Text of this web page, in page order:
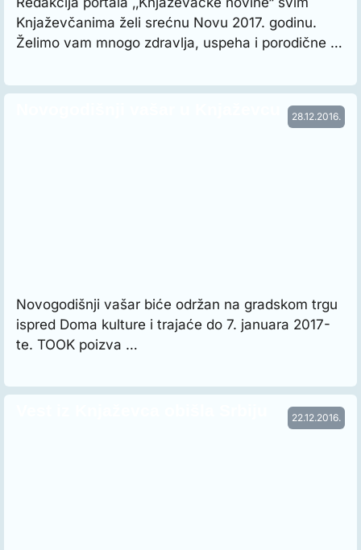
Knjaževčanima želi srećnu Novu 2017. godinu.
Želimo vam mnogo zdravlja, uspeha i porodične …
28.12.2016.
Novogodišnji vašar biće održan na gradskom trgu
ispred Doma kulture i trajaće do 7. januara 2017-
te. TOOK poizva …
22.12.2016.